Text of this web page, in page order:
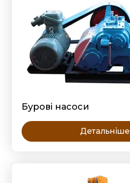
Бурові насоси
Детальніше